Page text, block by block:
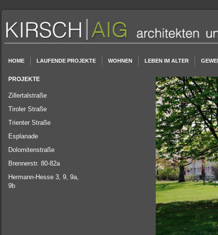
HOME LAUFENDE PROJEKTE WOHNEN LEBEN IM ALTER
PROJEKTE
Zillertalstraße
Tiroler Straße
Trienter Straße
Esplanade
Dolomitenstraße
Brennerstr. 80-82a
Hermann-Hesse 3, 9, 9a,
9b